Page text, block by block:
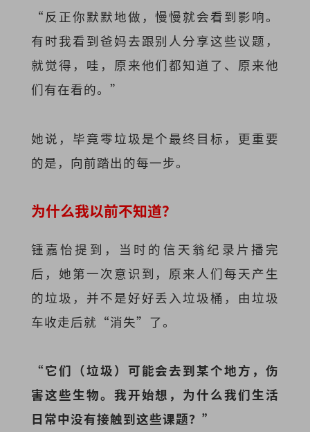
“反正你默默地做，慢慢就会看到影响。
有时我看到爸妈去跟别人分享这些议题，
就觉得，哇，原来他们都知道了、原来他
们有在看的。”
她说，毕竟零垃圾是个最终目标，更重要
的是，向前踏出的每一步。
为什么我以前不知道？
锺嘉怡提到，当时的信天翁纪录片播完
后，她第一次意识到，原来人们每天产生
的垃圾，并不是好好丢入垃圾桶，由垃圾
车收走后就“消失”了。
“它们（垃圾）可能会去到某个地方，伤
害这些生物。我开始想，为什么我们生活
日常中没有接触到这些课题？”